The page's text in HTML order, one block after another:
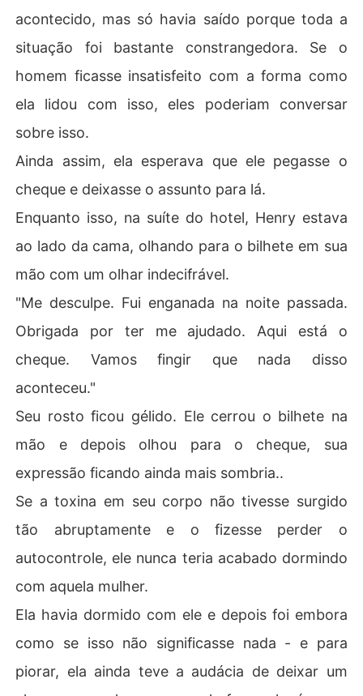
acontecido, mas só havia saído porque toda a
situação foi bastante constrangedora. Se o
homem ficasse insatisfeito com a forma como
ela lidou com isso, eles poderiam conversar
sobre isso.
Ainda assim, ela esperava que ele pegasse o
cheque e deixasse o assunto para lá.
Enquanto isso, na suíte do hotel, Henry estava
ao lado da cama, olhando para o bilhete em sua
mão com um olhar indecifrável.
"Me desculpe. Fui enganada na noite passada.
Obrigada por ter me ajudado. Aqui está o
cheque. Vamos fingir que nada disso
aconteceu."
Seu rosto ficou gélido. Ele cerrou o bilhete na
mão e depois olhou para o cheque, sua
expressão ficando ainda mais sombria..
Se a toxina em seu corpo não tivesse surgido
tão abruptamente e o fizesse perder o
autocontrole, ele nunca teria acabado dormindo
com aquela mulher.
Ela havia dormido com ele e depois foi embora
como se isso não significasse nada - e para
piorar, ela ainda teve a audácia de deixar um